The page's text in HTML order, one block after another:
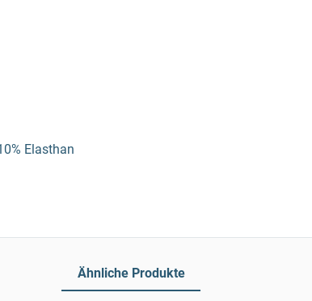
Elasthan
Ähnliche Produkte